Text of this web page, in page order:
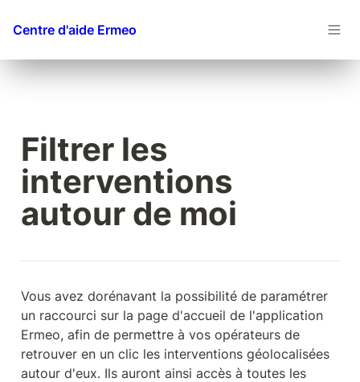
Centre d'aide Ermeo
Filtrer les
interventions
autour de moi
Vous avez dorénavant la possibilité de paramétrer
un raccourci sur la page d'accueil de l'application
Ermeo, afin de permettre à vos opérateurs de
retrouver en un clic les interventions géolocalisées
autour d'eux. Ils auront ainsi accès à toutes les